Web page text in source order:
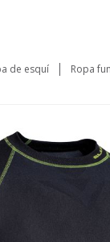
de esquí Ropa